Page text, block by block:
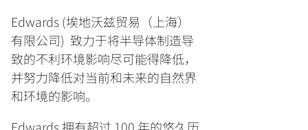
Edwards (埃地沃兹贸易（上海）
有限公司) 致力于将半导体制造导
致的不利环境影响尽可能得降低，
并努力降低对当前和未来的自然界
和环境的影响。